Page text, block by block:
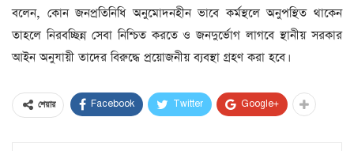
বলেন, কোন জনপ্রতিনিধি অনুমোদনহীন ভাবে কর্মস্থলে অনুপস্থিত থাকেন
তাহলে নিরবচ্ছিন্ন সেবা নিশ্চিত করতে ও জনদুর্ভোগ লাগবে স্থানীয় সরকার
আইন অনুযায়ী তাদের বিরুদ্ধে প্রয়োজনীয় ব্যবস্থা গ্রহণ করা হবে।
শেয়ার Facebook Twitter Google+